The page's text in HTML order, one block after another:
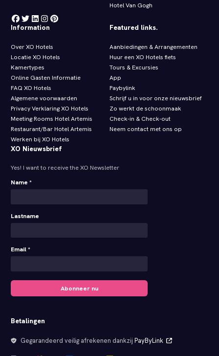
Hotel Van Gogh
Information
Over XO Hotels
Locatie XO Hotels
Kamertypes
Online Gasten Informatie
FAQ XO Hotels
Algemene voorwaarden
Privacy Verklaring XO Hotels
Meeting Rooms Hotel Artemis
Restaurant/Bar Hotel Artemis
Werken bij XO Hotels
Featured links.
Aanbiedingen & Arrangementen
Huur een XO Hotels fiets
Tours & Excursies
App
Paybylink
Schrijf u in voor onze nieuwsbrief
Zo werkt de schoonmaak
Check‑in & Check‑out
Neem contact met ons op
XO Nieuwsbrief
Yes! I want to receive the XO Newsletter
Name *
Lastname
Email *
Abonneer nu
Betalingen
Gegarandeerd veilig afrekenen dankzijPayByLink